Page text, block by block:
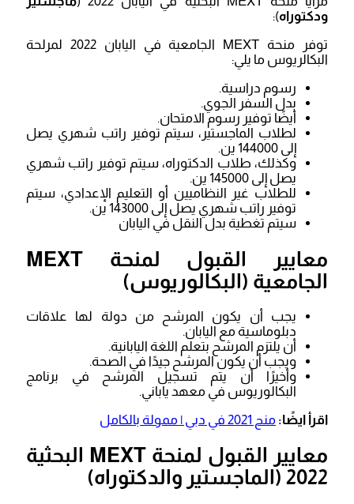
ودكتوراه):
توفر منحة MEXT الجامعية في اليابان 2022 لمرلحة
البكالريوس ما يلي:
رسوم دراسية.
بدل السفر الجوي.
أيضًا توفير رسوم الامتحان.
لطلاب الماجستير، سيتم توفير راتب شهري يصل
إلى 144000 ين.
وكذلك، طلاب الدكتوراه، سيتم توفير راتب شهري
يصل إلى 145000 ين.
للطلاب غير النظاميين أو التعليم الإعدادي، سيتم
توفير راتب شهري يصل إلى 143000 ين.
سيتم تغطية بدل النقل في اليابان
معايير القبول لمنحة MEXT
الجامعية (البكالوريوس)
يجب أن يكون المرشح من دولة لها علاقات
دبلوماسية مع اليابان.
أن يلتزم المرشح بتعلم اللغة اليابانية.
ويجب أن يكون المرشح جيدًا في الصحة.
وأخيرًا أن يتم تسجيل المرشح في برنامج
البكالوريوس في معهد ياباني.
اقرأ ايضًا: منح 2021 في دبي | ممولة بالكامل
معايير القبول لمنحة MEXT البحثية
2022 (الماجستير والدكتوراه)